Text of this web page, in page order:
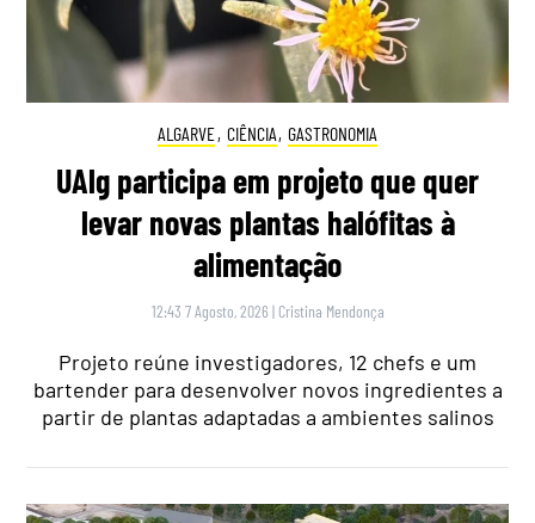
ALGARVE, CIÊNCIA, GASTRONOMIA
UAlg participa em projeto que quer
levar novas plantas halófitas à
alimentação
12:43 7 Agosto, 2026 | Cristina Mendonça
Projeto reúne investigadores, 12 chefs e um
bartender para desenvolver novos ingredientes a
partir de plantas adaptadas a ambientes salinos